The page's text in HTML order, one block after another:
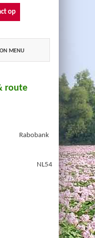
op
MENU
route
NL54